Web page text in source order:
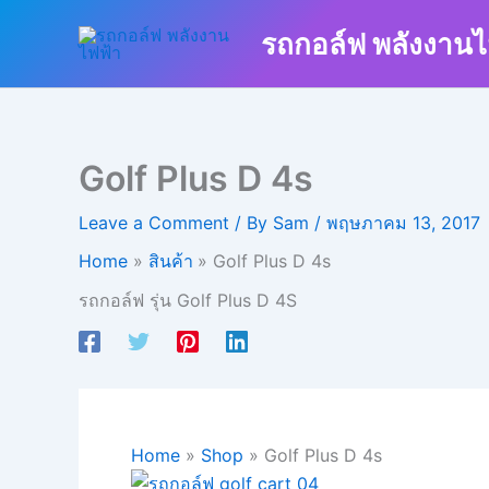
รถกอล์ฟ พลังงาน
Golf Plus D 4s
Leave a Comment / By Sam / พฤษภาคม 13, 2017
Home
สินค้า
Golf Plus D 4s
รถกอล์ฟ รุ่น Golf Plus D 4S
Home » Shop » Golf Plus D 4s